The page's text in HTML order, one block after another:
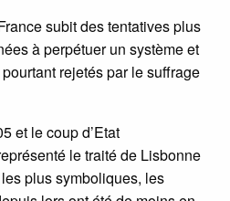
subit des tentatives plus
à perpétuer un système et
rejetés par le suffrage
et le coup d’Etat
le traité de Lisbonne
plus symboliques, les